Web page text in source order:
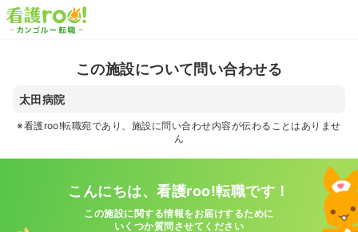
この施設について問い合わせる
太田病院
※看護roo!転職宛であり、施設に問い合わせ内容が伝わることはありませ
ん
こんにちは、看護roo!転職です！
この施設に関する情報をお届けするために
いくつか質問させてください